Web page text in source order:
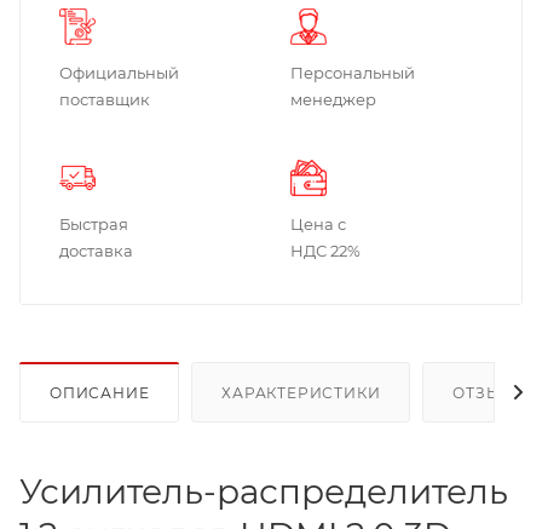
Официальный
поставщик
Персональный
менеджер
Быстрая
доставка
Цена с
НДС 22%
ОПИСАНИЕ ХАРАКТЕРИСТИКИ ОТЗЫВЫ
Усилитель-распределитель